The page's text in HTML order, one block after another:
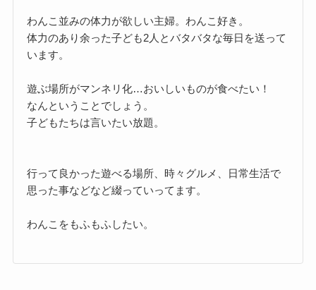
わんこ並みの体力が欲しい主婦。わんこ好き。
体力のあり余った子ども2人とバタバタな毎日を送って
います。
遊ぶ場所がマンネリ化…おいしいものが食べたい！
なんということでしょう。
子どもたちは言いたい放題。
行って良かった遊べる場所、時々グルメ、日常生活で
思った事などなど綴っていってます。
わんこをもふもふしたい。